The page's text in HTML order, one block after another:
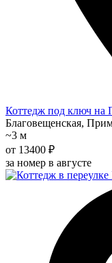
Коттедж под ключ на
Благовещенская,
~3 м
от 13400 ₽
за номер в августе